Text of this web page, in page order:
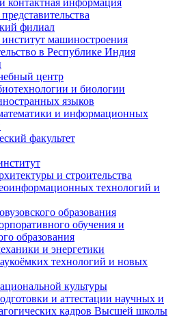
филиал
институт машиностроения
в Республике Индия
центр
и биологии
языков
и информационных
факультет
и строительства
технологий и
образования
обучения и
образования
и энергетики
технологий и новых
культуры
и аттестации научных и
кадров Высшей школы